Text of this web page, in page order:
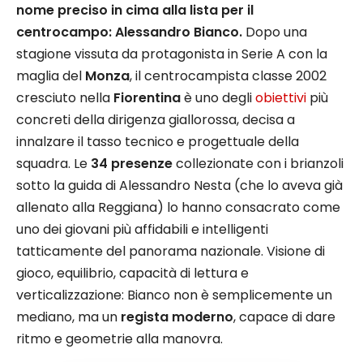
nome preciso in cima alla lista per il
centrocampo: Alessandro Bianco. Dopo una
stagione vissuta da protagonista in Serie A con la
maglia del Monza, il centrocampista classe 2002
cresciuto nella Fiorentinaè uno degliobiettivi più
concreti della dirigenza giallorossa, decisa a
innalzare il tasso tecnico e progettuale della
squadra. Le 34 presenzecollezionate con i brianzoli
sotto la guida di Alessandro Nesta (che lo aveva già
allenato alla Reggiana) lo hanno consacrato come
uno dei giovani più affidabili e intelligenti
tatticamente del panorama nazionale. Visione di
gioco, equilibrio, capacità di lettura e
verticalizzazione: Bianco non è semplicemente un
mediano, ma un regista moderno, capace di dare
ritmo e geometrie alla manovra.